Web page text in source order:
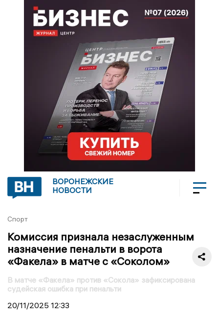
ВОРОНЕЖСКИЕ
НОВОСТИ
Спорт
Комиссия признала незаслуженным
назначение пенальти в ворота
«Факела» в матче с «Соколом»
В матче «Факела» против «Сокола» зафиксирована
судейская ошибка при пенальти
20/11/2025 12:33